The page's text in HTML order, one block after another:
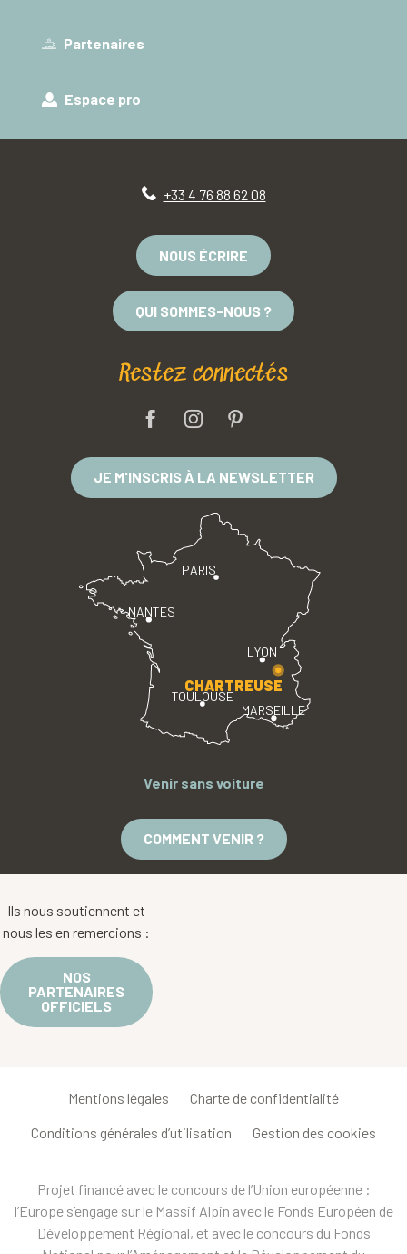
Partenaires
Espace pro
+33 4 76 88 62 08
NOUS ÉCRIRE
QUI SOMMES-NOUS ?
Restez connectés
JE M'INSCRIS À LA NEWSLETTER
PARIS
LYON
TOULOUSE
MARSEILLE
NANTES
CHARTREUSE
Venir sans voiture
COMMENT VENIR ?
Ils nous soutiennent et
nous les en remercions :
NOS
PARTENAIRES
OFFICIELS
Mentions légales Charte de confidentialité
Conditions générales d’utilisation Gestion des cookies
Projet financé avec le concours de l’Union européenne :
l’Europe s’engage sur le Massif Alpin avec le Fonds Européen de
Développement Régional, et avec le concours du Fonds